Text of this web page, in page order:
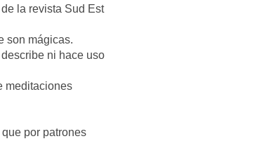
la revista Sud Est
son mágicas.
ni hace uso
meditaciones
por patrones